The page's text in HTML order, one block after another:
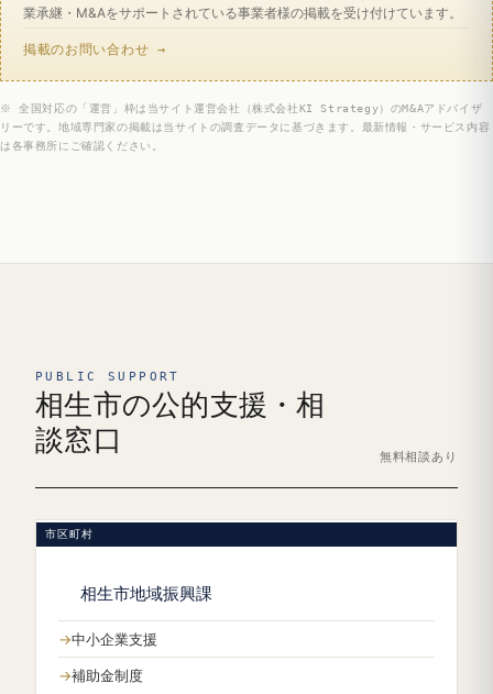
業承継・M&Aをサポートされている事業者様の掲載を受け付けています。
掲載のお問い合わせ →
※ 全国対応の「運営」枠は当サイト運営会社（株式会社KI Strategy）のM&Aアドバイザ
リーです。地域専門家の掲載は当サイトの調査データに基づきます。最新情報・サービス内容
は各事務所にご確認ください。
PUBLIC SUPPORT
相生市の公的支援・相
談窓口
無料相談あり
市区町村
相生市地域振興課
中小企業支援
補助金制度